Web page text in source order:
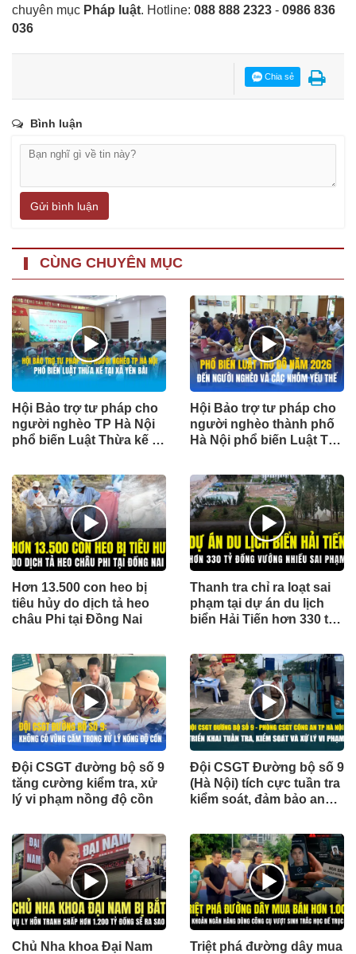
chuyên mục Pháp luật. Hotline: 088 888 2323 - 0986 836
036
Chia sẻ
Bình luận
Gửi bình luận
CÙNG CHUYÊN MỤC
Hội Bảo trợ tư pháp cho
người nghèo TP Hà Nội
phổ biến Luật Thừa kế tại
Hội Bảo trợ tư pháp cho
người nghèo thành phố
Hà Nội phổ biến Luật Thủ
Suối Hai
Hơn 13.500 con heo bị
tiêu hủy do dịch tả heo
châu Phi tại Đồng Nai
Thanh tra chỉ ra loạt sai
phạm tại dự án du lịch
biển Hải Tiến hơn 330 tỷ
Đội CSGT đường bộ số 9
tăng cường kiểm tra, xử
lý vi phạm nồng độ cồn
Đội CSGT Đường bộ số 9
(Hà Nội) tích cực tuần tra
kiểm soát, đảm bảo an
hè
Chủ Nha khoa Đại Nam
Triệt phá đường dây mua